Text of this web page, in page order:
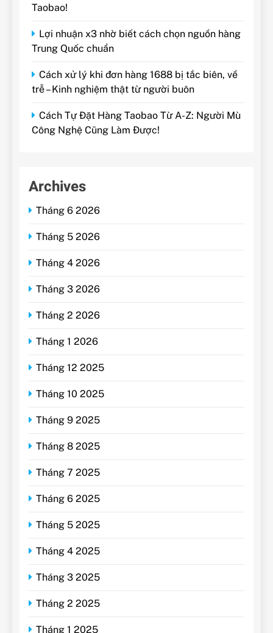
Taobao!
Lợi nhuận x3 nhờ biết cách chọn nguồn hàng
Trung Quốc chuẩn
Cách xử lý khi đơn hàng 1688 bị tắc biên, về
trễ – Kinh nghiệm thật từ người buôn
Cách Tự Đặt Hàng Taobao Từ A-Z: Người Mù
Công Nghệ Cũng Làm Được!
Archives
Tháng 6 2026
Tháng 5 2026
Tháng 4 2026
Tháng 3 2026
Tháng 2 2026
Tháng 1 2026
Tháng 12 2025
Tháng 10 2025
Tháng 9 2025
Tháng 8 2025
Tháng 7 2025
Tháng 6 2025
Tháng 5 2025
Tháng 4 2025
Tháng 3 2025
Tháng 2 2025
Tháng 1 2025